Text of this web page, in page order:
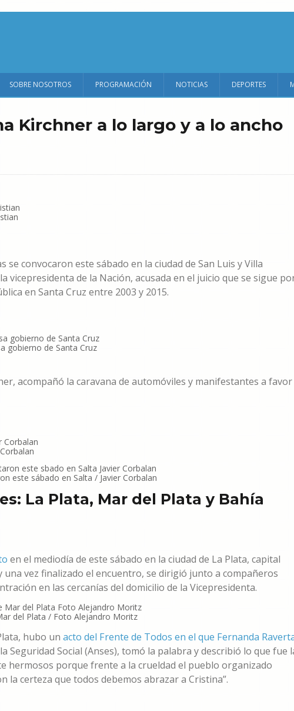
SOBRE NOSOTROS PROGRAMACIÓN NOTICIAS DEPORTES
Kirchner a lo largo y a lo ancho
se convocaron este sábado en la ciudad de San Luis y Villa
vicepresidenta de la Nación, acusada en el juicio que se sigue
en Santa Cruz entre 2003 y 2015.
gobierno de Santa Cruz
acompañó la caravana de automóviles y manifestantes a favor
este sábado en Salta / Javier Corbalan
La Plata, Mar del Plata y Bahía
en el mediodía de este sábado en la ciudad de La Plata, capital
vez finalizado el encuentro, se dirigió junto a compañeros
en las cercanías del domicilio de la Vicepresidenta.
del Plata / Foto Alejandro Moritz
hubo un acto del Frente de Todos en el que Fernanda
Seguridad Social (Anses), tomó la palabra y describió lo que fue
hermosos porque frente a la crueldad el pueblo organizado
la certeza que todos debemos abrazar a Cristina”.